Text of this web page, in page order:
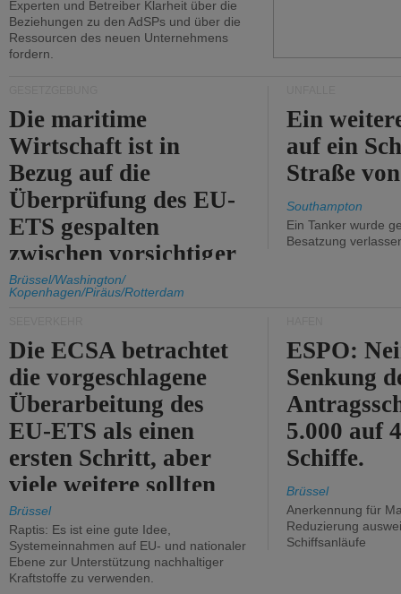
Experten und Betreiber Klarheit über die
Beziehungen zu den AdSPs und über die
Ressourcen des neuen Unternehmens
fordern.
Die maritime
Wirtschaft ist in
Bezug auf die
Überprüfung des EU-
ETS gespalten
zwischen vorsichtiger
Unterstützung und
Kritik.
Brüssel/Washington/
Kopenhagen/Piräus/Rotterdam
Ein
auf ein
Straße
Southampton
Ein Tanker wurde
Besatzung
Die ECSA betrachtet
die vorgeschlagene
Überarbeitung des
EU-ETS als einen
ersten Schritt, aber
viele weitere sollten
folgen.
Brüssel
Raptis: Es ist eine gute Idee,
Systemeinnahmen auf EU- und nationaler
Ebene zur Unterstützung nachhaltiger
Kraftstoffe zu verwenden.
ESPO:
Senkung
5.000 auf
Schiffe.
Brüssel
Anerkennung für
Reduzierung
Schiffsanläufe